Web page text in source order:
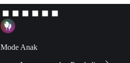
Mode Anak